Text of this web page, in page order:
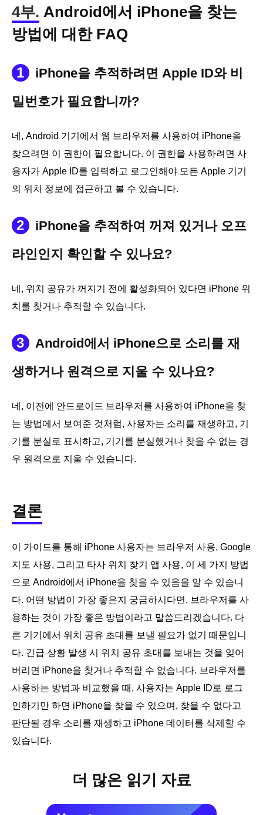
4부. Android에서 iPhone을 찾는
방법에 대한 FAQ
1
iPhone을 추적하려면 Apple ID와 비
밀번호가 필요합니까?
네, Android 기기에서 웹 브라우저를 사용하여 iPhone을
찾으려면 이 권한이 필요합니다. 이 권한을 사용하려면 사
용자가 Apple ID를 입력하고 로그인해야 모든 Apple 기기
의 위치 정보에 접근하고 볼 수 있습니다.
2
iPhone을 추적하여 꺼져 있거나 오프
라인인지 확인할 수 있나요?
네, 위치 공유가 꺼지기 전에 활성화되어 있다면 iPhone 위
치를 찾거나 추적할 수 있습니다.
3
Android에서 iPhone으로 소리를 재
생하거나 원격으로 지울 수 있나요?
네, 이전에 안드로이드 브라우저를 사용하여 iPhone을 찾
는 방법에서 보여준 것처럼, 사용자는 소리를 재생하고, 기
기를 분실로 표시하고, 기기를 분실했거나 찾을 수 없는 경
우 원격으로 지울 수 있습니다.
결론
이 가이드를 통해 iPhone 사용자는 브라우저 사용, Google
지도 사용, 그리고 타사 위치 찾기 앱 사용, 이 세 가지 방법
으로 Android에서 iPhone을 찾을 수 있음을 알 수 있습니
다. 어떤 방법이 가장 좋은지 궁금하시다면, 브라우저를 사
용하는 것이 가장 좋은 방법이라고 말씀드리겠습니다. 다
른 기기에서 위치 공유 초대를 보낼 필요가 없기 때문입니
다. 긴급 상황 발생 시 위치 공유 초대를 보내는 것을 잊어
버리면 iPhone을 찾거나 추적할 수 없습니다. 브라우저를
사용하는 방법과 비교했을 때, 사용자는 Apple ID로 로그
인하기만 하면 iPhone을 찾을 수 있으며, 찾을 수 없다고
판단될 경우 소리를 재생하고 iPhone 데이터를 삭제할 수
있습니다.
더 많은 읽기 자료